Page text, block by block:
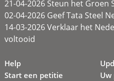
21-04-2026 Steun het Groen
02-04-2026 Geef Tata Steel
14-03-2026 Verklaar het
voltooid
Help
Start een petitie
Uw